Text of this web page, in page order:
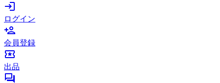
login
ログイン
person_add
会員登録
local_activity
出品
forum